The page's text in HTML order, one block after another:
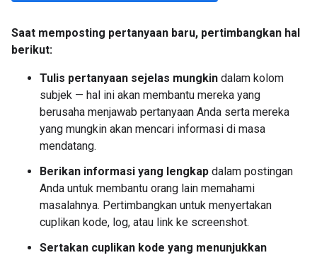
Saat memposting pertanyaan baru, pertimbangkan hal
berikut:
Tulis pertanyaan sejelas mungkin dalam kolom
subjek — hal ini akan membantu mereka yang
berusaha menjawab pertanyaan Anda serta mereka
yang mungkin akan mencari informasi di masa
mendatang.
Berikan informasi yang lengkap dalam postingan
Anda untuk membantu orang lain memahami
masalahnya. Pertimbangkan untuk menyertakan
cuplikan kode, log, atau link ke screenshot.
Sertakan cuplikan kode yang menunjukkan